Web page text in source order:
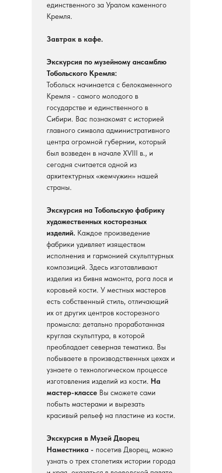
единственного за Уралом каменного
Кремля.
Завтрак в кафе.
Экскурсия по музейному ансамблю
Тобольского Кремля:
Тобольск начинается с белокаменного
Кремля - самого молодого в
государстве и единственного в
Сибири. Вас познакомят с историей
главного символа административного
центра огромной губернии, который
был возведен в начале XVIII в., и
сегодня считается одной из
архитектурных «жемчужин» нашей
страны.
Экскурсия на Тобольскую фабрику
художественных косторезных
изделий. Каждое произведение
фабрики удивляет изяществом
исполнения и гармонией скульптурных
композиций. Здесь изготавливают
изделия из бивня мамонта, рога лося и
коровьей кости. У местных мастеров
есть собственный стиль, отличающий
их от других центров косторезного
промысла: детально проработанная
круглая скульптура, в которой
преобладает северная тематика. Вы
побываете в производственных цехах и
узнаете о технологическом процессе
изготовления изделий из кости. На
мастер-классе Вы сможете сами
побыть мастерами и вырезать
красивый рельеф на пластине из кости.
Экскурсия в Музей Дворец
Наместника - посетив Дворец, можно
узнать о трех столетиях истории города